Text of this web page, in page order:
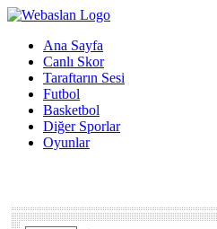
Ana Sayfa
Canlı Skor
Taraftarın Sesi
Futbol
Basketbol
Diğer Sporlar
Oyunlar